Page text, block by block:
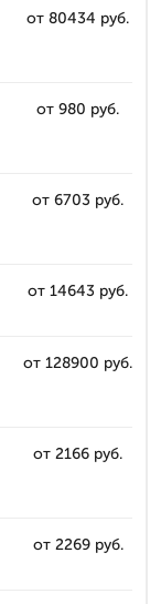
от 80434 руб.
от 980 руб.
от 6703 руб.
от 14643 руб.
от 128900 руб.
от 2166 руб.
от 2269 руб.